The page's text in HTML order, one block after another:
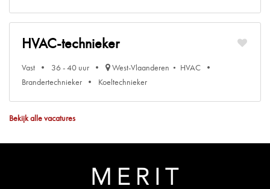
HVAC-technieker
Vast 36 - 40 uur West-Vlaanderen
HVAC
Brandertechnieker
Koeltechnieker
Bekijk alle vacatures